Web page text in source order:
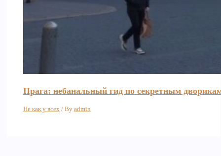
Прага: небанальный гид по секретным
Не как у всех/ By admin